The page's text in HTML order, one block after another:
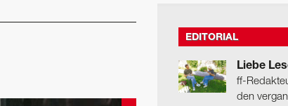
EDITORIAL
Liebe
ff-
den